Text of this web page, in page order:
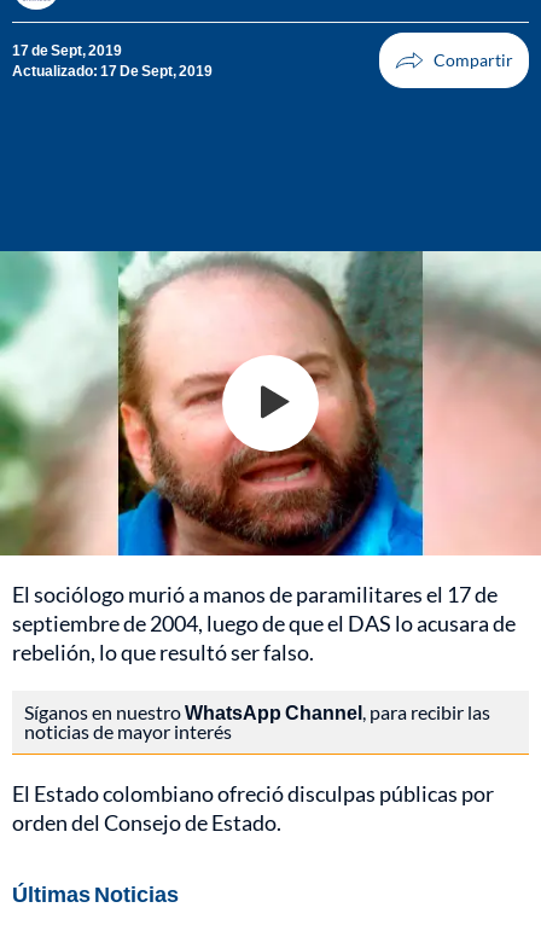
17 de Sept, 2019
Actualizado: 17 De Sept, 2019
El sociólogo murió a manos de paramilitares el 17 de
septiembre de 2004, luego de que el DAS lo acusara de
rebelión, lo que resultó ser falso.
Síganos en nuestroWhatsApp Channel , para recibir las
noticias de mayor interés
El Estado colombiano ofreció disculpas públicas por
orden del Consejo de Estado.
Últimas Noticias